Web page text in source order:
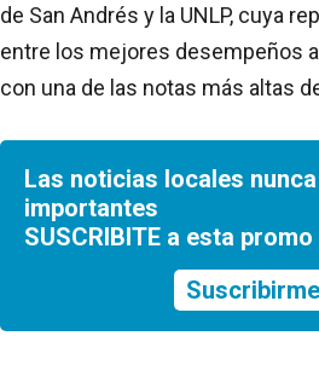
de San Andrés y la UNLP, cuya
entre los mejores desempeños
con una de las notas más altas
Las noticias locales
importantes
SUSCRIBITE a esta
Suscribirme